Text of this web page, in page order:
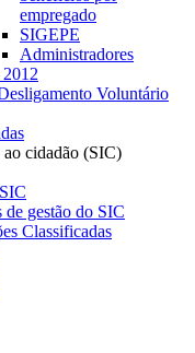
empregado
SIGEPE
Administradores
Voluntário
cidadão (SIC)
de gestão do SIC
Classificadas